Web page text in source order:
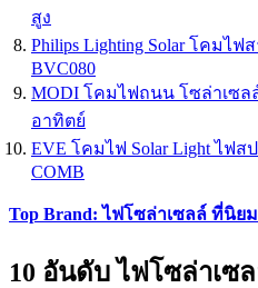
สูง
Philips Lighting Solar โคมไ
BVC080
MODI โคมไฟถนน โซล่าเซล
อาทิตย์
EVE โคมไฟ Solar Light ไฟ
COMB
Top Brand: ไฟโซล่าเซลล์ ที่นิย
10 อันดับ ไฟโซล่าเซ